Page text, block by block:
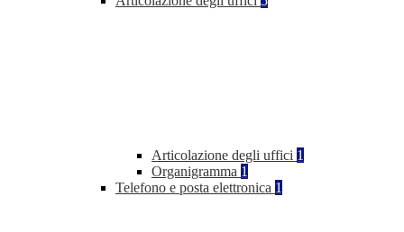
Articolazione degli uffici 1
Organigramma 1
Telefono e posta elettronica 1